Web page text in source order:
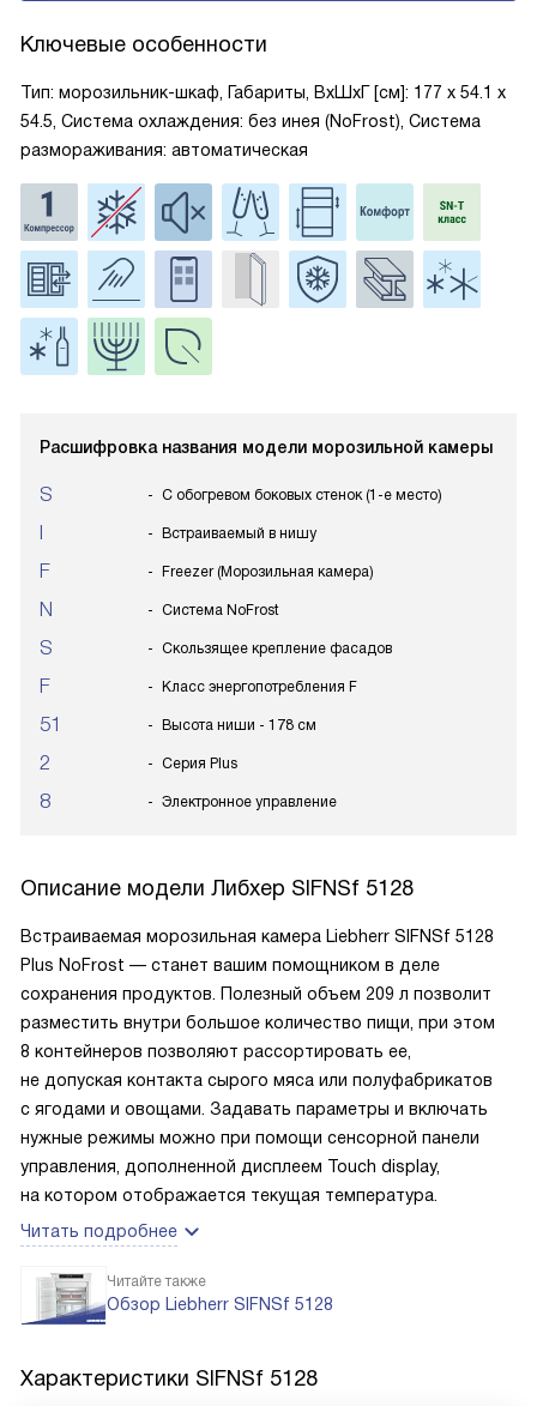
Ключевые особенности
Тип: морозильник-шкаф, Габариты, ВxШxГ [см]: 177 х 54.1 х
54.5, Система охлаждения: без инея (NoFrost), Система
размораживания: автоматическая
Расшифровка названия модели морозильной камеры
S С обогревом боковых стенок (1-е место)
I Встраиваемый в нишу
F Freezer (Морозильная камера)
N Система NoFrost
S Скользящее крепление фасадов
F Класс энергопотребления F
51 Высота ниши - 178 см
2 Серия Plus
8 Электронное управление
Описание модели Либхер SIFNSf 5128
Встраиваемая морозильная камера Liebherr SIFNSf 5128
Plus NoFrost — станет вашим помощником в деле
сохранения продуктов. Полезный объем 209 л позволит
разместить внутри большое количество пищи, при этом
8 контейнеров позволяют рассортировать ее,
не допуская контакта сырого мяса или полуфабрикатов
с ягодами и овощами. Задавать параметры и включать
нужные режимы можно при помощи сенсорной панели
управления, дополненной дисплеем Touch display,
на котором отображается текущая температура.
Читать подробнее
Читайте также
Обзор Liebherr SIFNSf 5128
Характеристики SIFNSf 5128